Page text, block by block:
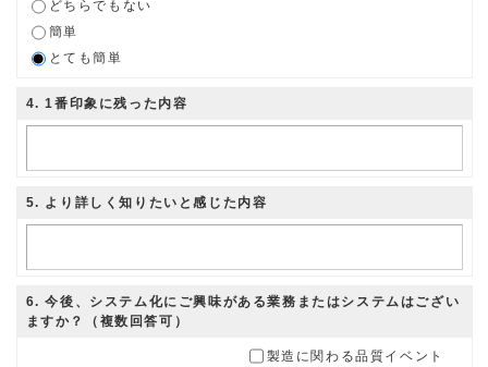
どちらでもない
簡単
とても簡単
4. 1番印象に残った内容
5. より詳しく知りたいと感じた内容
6. 今後、システム化にご興味がある業務またはシステムはござい
ますか？（複数回答可）
製造に関わる品質イベント